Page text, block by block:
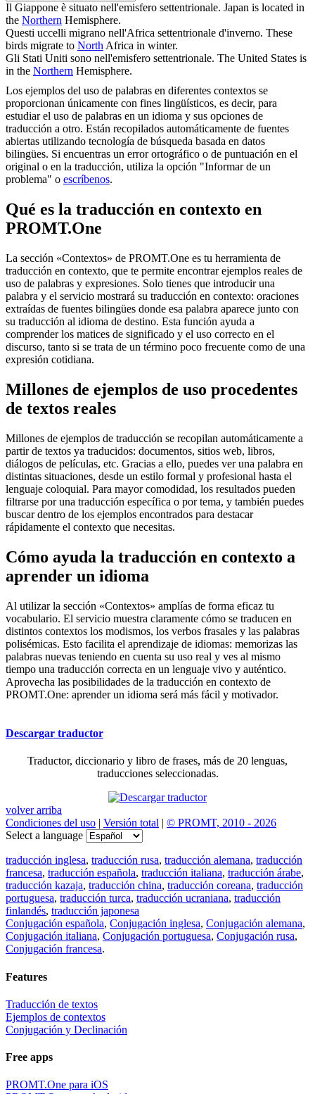
Il Giappone è situato nell'emisfero settentrionale. Japan is located in
the Northern Hemisphere.
Questi uccelli migrano nell'Africa settentrionale d'inverno. These
birds migrate to NorthAfrica in winter.
Gli Stati Uniti sono nell'emisfero settentrionale. The United States is
in the Northern Hemisphere.
Los ejemplos del uso de palabras en diferentes contextos se
proporcionan únicamente con fines lingüísticos, es decir, para
estudiar el uso de palabras en un idioma y sus opciones de
traducción a otro. Están recopilados automáticamente de fuentes
abiertas utilizando tecnología de búsqueda basada en datos
bilingües. Si encuentras un error ortográfico o de puntuación en el
original o en la traducción, utiliza la opción "Informar de un
problema" o escríbenos.
Qué es la traducción en contexto en
PROMT.One
La sección «Contextos» de PROMT.One es tu herramienta de
traducción en contexto, que te permite encontrar ejemplos reales de
uso de palabras y expresiones. Solo tienes que introducir una
palabra y el servicio mostrará su traducción en contexto: oraciones
extraídas de fuentes bilingües donde esa palabra aparece junto con
su traducción al idioma de destino. Esta función ayuda a
comprender los matices de significado y el uso correcto en el
discurso, tanto si se trata de un término poco frecuente como de una
expresión cotidiana.
Millones de ejemplos de uso procedentes
de textos reales
Millones de ejemplos de traducción se recopilan automáticamente a
partir de textos ya traducidos: documentos, sitios web, libros,
diálogos de películas, etc. Gracias a ello, puedes ver una palabra en
distintas situaciones, desde un estilo formal y profesional hasta el
lenguaje coloquial. Para mayor comodidad, los resultados pueden
filtrarse por una traducción específica o por tema, y también puedes
buscar dentro de los ejemplos encontrados para destacar
rápidamente el contexto que necesitas.
Cómo ayuda la traducción en contexto a
aprender un idioma
Al utilizar la sección «Contextos» amplías de forma eficaz tu
vocabulario. El servicio muestra claramente cómo se traducen en
distintos contextos los modismos, los verbos frasales y las palabras
polisémicas. Esto facilita el aprendizaje de idiomas: memorizas las
palabras nuevas teniendo en cuenta su uso real y ves al mismo
tiempo una traducción correcta en un lenguaje vivo y auténtico.
Aprovecha las posibilidades de la traducción en contexto de
PROMT.One: aprender un idioma será más fácil y motivador.
Descargar traductor
Traductor, diccionario y libro de frases, más de 20 lenguas,
traducciones seleccionadas.
volver arriba
Condiciones del uso | Versión total | © PROMT, 2010 - 2026
Select a language
traducción inglesa, traducción rusa, traducción alemana, traducción
francesa, traducción española, traducción italiana, traducción árabe,
traducción kazaja, traducción china, traducción coreana, traducción
portuguesa, traducción turca, traducción ucraniana, traducción
finlandés, traducción japonesa
Conjugación española, Conjugación inglesa, Conjugación alemana,
Conjugación italiana, Conjugación portuguesa, Conjugación rusa,
Conjugación francesa.
Features
Traducción de textos
Ejemplos de contextos
Conjugación y Declinación
Free apps
PROMT.One para iOS